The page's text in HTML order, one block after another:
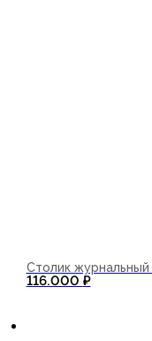
Столик журнальный
116.000 ₽